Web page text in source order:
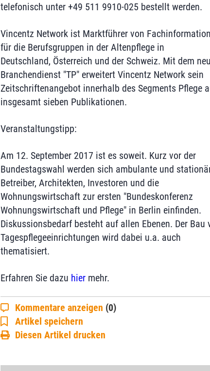
telefonisch unter +49 511 9910-025 bestellt werden.
Vincentz Network ist Marktführer von
für die Berufsgruppen in der Altenpflege in
Deutschland, Österreich und der Schweiz. Mit dem
Branchendienst "TP" erweitert Vincentz Network sein
Zeitschriftenangebot innerhalb des Segments Pflege
insgesamt sieben Publikationen.
Veranstaltungstipp:
Am 12. September 2017 ist es soweit. Kurz vor der
Bundestagswahl werden sich ambulante und
Betreiber, Architekten, Investoren und die
Wohnungswirtschaft zur ersten "Bundeskonferenz
Wohnungswirtschaft und Pflege" in Berlin einfinden.
Diskussionsbedarf besteht auf allen Ebenen. Der Bau
Tagespflegeeinrichtungen wird dabei u.a. auch
thematisiert.
Erfahren Sie dazu hiermehr.
Kommentare anzeigen (0)
Artikel speichern
Diesen Artikel drucken